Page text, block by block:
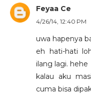
Feyaa Ce
4/26/14, 12:40 PM
uwa hapenya
eh hati-hati
ilang lagi. hehe
kalau aku
cuma bisa